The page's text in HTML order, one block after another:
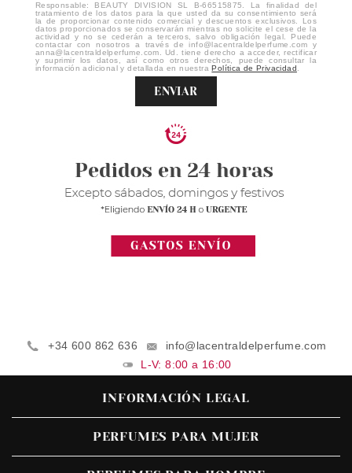
Responsable: BEAUTY DIVISION SL B-66515875. La finalidad del
tratamiento de los datos para la que usted da su consentimiento será
la de proporcionar contenido comercial y descuentos exclusivos. Los
datos proporcionados se conservarán mientras no solicite el cese de la
actividad y no se cederán a terceros, salvo obligación legal. Puede
contactar con nosotros a través de info@lacentraldelperfume.com y
anna@lacentraldelperfume.com. Ud. tiene derecho a acceder, rectificar
y suprimir los datos, así como otros derechos, puede consultar la
información adicional y detallada en nuestraPolítica de Privacidad
ENVIAR
+34 600 862 636
info@lacentraldelperfume.com
L-V: 8:00 a 16:00
INFORMACIÓN LEGAL
PERFUMES PARA MUJER